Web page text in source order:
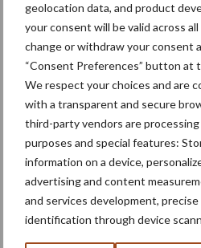
geolocation data, and product
your consent will be valid across
change or withdraw your consent
“Consent Preferences” button at
We respect your choices and are
with a transparent and secure
third-party vendors are
purposes and special features:
information on a device,
advertising and content
and services development,
identification through device
Machines
Kunstmeststrooier
Toon